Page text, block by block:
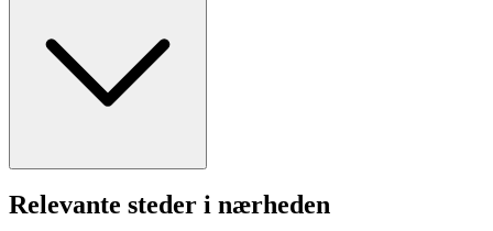
Relevante steder i nærheden